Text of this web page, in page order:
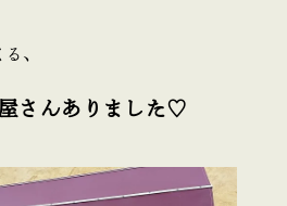
、
さんありました♡